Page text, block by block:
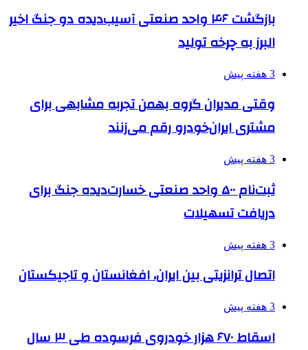
بازگشت ۴۶ واحد صنعتی آسیب‌دیده دو جنگ اخیر
البرز به چرخه تولید
3 هفته پیش
وقتی مدیران گروه بهمن تجربه مشابهی برای
مشتری ایران‌خودرو رقم می‌زنند
3 هفته پیش
ثبت‌نام ۵۰۰ واحد صنعتی خسارت‌دیده جنگ برای
دریافت تسهیلات
3 هفته پیش
اتصال ترانزیتی بین ایران، افغانستان و تاجیکستان
3 هفته پیش
اسقاط ۶۷۰ هزار خودروی فرسوده طی ۳ سال